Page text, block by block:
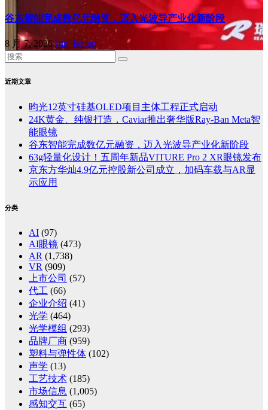
谷东智能完成数亿元融资，迈入光波导产业化新阶段
8 月 7, 2026sun, keting
近期文章
昀光12英寸硅基OLED项目主体工程正式启动
24K黄金、纯银打造，Caviar推出奢华版Ray-Ban Meta智
能眼镜
谷东智能完成数亿元融资，迈入光波导产业化新阶段
63g轻量化设计！五周年新品VITURE Pro 2 XR眼镜发布
京东方华灿4.9亿元控股新公司成立，加码车载与AR显
示应用
分类
AI (97)
AI眼镜 (473)
AR (1,738)
VR (909)
上市公司 (57)
代工 (66)
企业介绍 (41)
光学 (464)
光学模组 (293)
品牌厂商 (959)
塑料与弹性体 (102)
声学 (13)
工艺技术 (185)
市场信息 (1,005)
感知交互 (65)